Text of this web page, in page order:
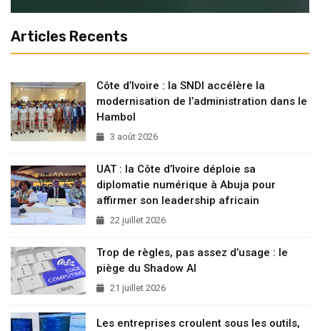
Articles Recents
Côte d’Ivoire : la SNDI accélère la
modernisation de l’administration dans le
Hambol
3 août 2026
UAT : la Côte d’Ivoire déploie sa
diplomatie numérique à Abuja pour
affirmer son leadership africain
22 juillet 2026
Trop de règles, pas assez d’usage : le
piège du Shadow AI
21 juillet 2026
Les entreprises croulent sous les outils,